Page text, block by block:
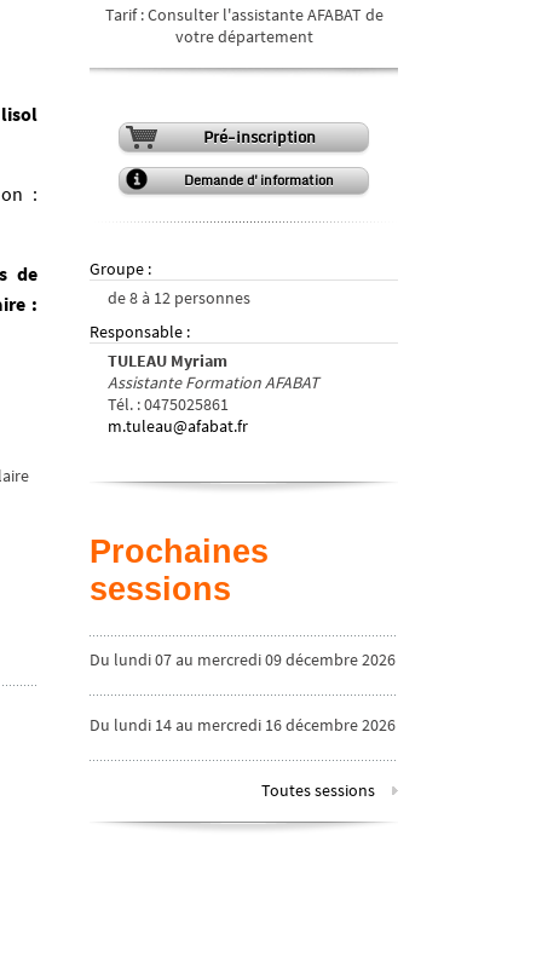
:
de
:
Tarif :Consulter l'assistante AFABAT de
votre département
Pré-inscription
Demande d'information
Groupe :
de8à 12 personnes
Responsable :
TULEAU Myriam
Assistante Formation AFABAT
Tél. :0475025861
m.tuleau@afabat.fr
Prochaines
sessions
Du lundi 07 au mercredi 09 décembre 2026
Du lundi 14 au mercredi 16 décembre 2026
Toutes sessions